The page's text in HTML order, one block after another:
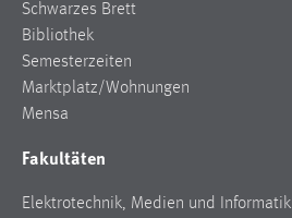
Schwarzes Brett
Bibliothek
Semesterzeiten
Marktplatz/Wohnungen
Mensa
Fakultäten
Elektrotechnik, Medien und Informatik